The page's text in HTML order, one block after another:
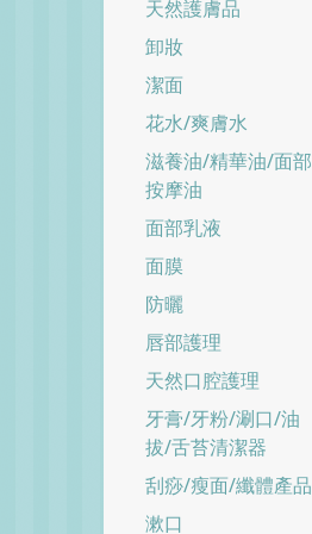
天然護膚品
卸妝
潔面
花水/爽膚水
滋養油/精華油/面部
按摩油
面部乳液
面膜
防曬
唇部護理
天然口腔護理
牙膏/牙粉/涮口/油
拔/舌苔清潔器
刮痧/瘦面/纖體產品
漱口